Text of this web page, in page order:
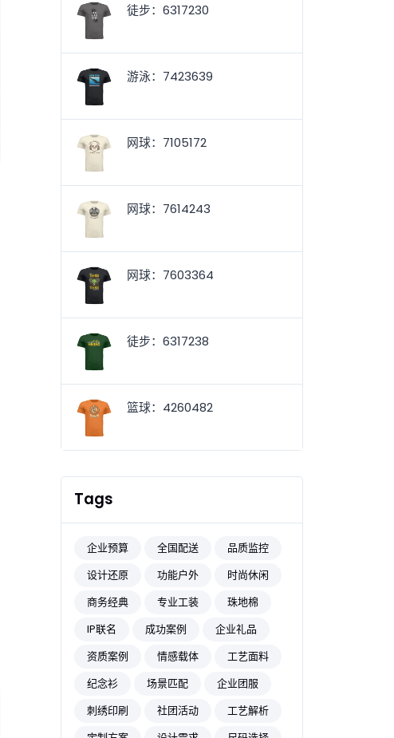
徒步：6317230
游泳：7423639
网球：7105172
网球：7614243
网球：7603364
徒步：6317238
篮球：4260482
Tags
企业预算 全国配送
品质监控
设计还原
功能户外
时尚休闲
商务经典
专业工装
珠地棉
IP联名
成功案例
企业礼品
资质案例
情感载体
工艺面料
纪念衫
场景匹配
企业团服
刺绣印刷
社团活动
工艺解析